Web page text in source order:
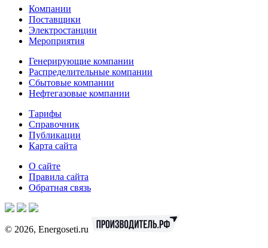
Компании
Поставщики
Электростанции
Мероприятия
Генерирующие компании
Распределительные компании
Сбытовые компании
Нефтегазовые компании
Тарифы
Справочник
Публикации
Карта сайта
О сайте
Правила сайта
Обратная связь
© 2026, Energoseti.ru